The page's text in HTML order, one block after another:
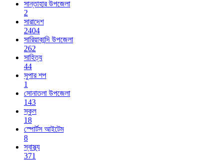
সান্তাহার উপজেলা
2
সারাদেশ
2404
সারিয়াকান্দি উপজেলা
262
সাহিত্য
44
সুপার শপ
1
সোনাতলা উপজেলা
143
স্কুল
18
স্পোর্টস আইটেম
8
স্বাস্থ্য
371